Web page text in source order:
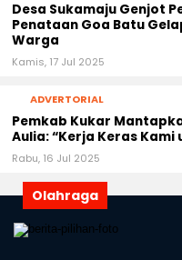
Desa Sukamaju Genjot
Penataan Goa Batu
Warga
Kamis, 17 Jul 2025
ADVERTORIAL
Pemkab Kukar
Aulia: “Kerja Keras Kami
Rabu, 16 Jul 2025
Olahraga